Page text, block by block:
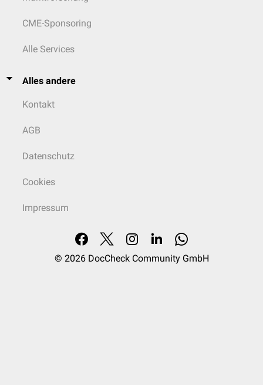
CME-Sponsoring
Alle Services
Alles andere
Kontakt
AGB
Datenschutz
Cookies
Impressum
© 2026 DocCheck Community GmbH